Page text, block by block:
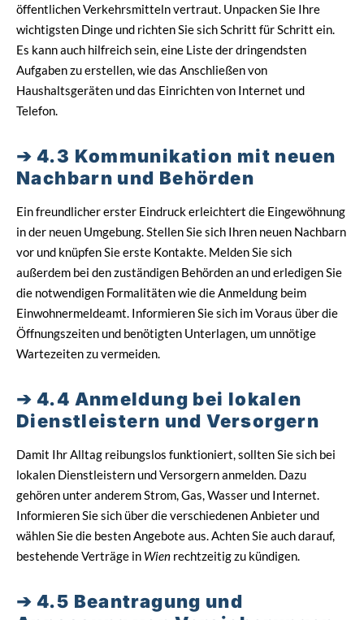
öffentlichen Verkehrsmitteln vertraut. Unpacken Sie Ihre
wichtigsten Dinge und richten Sie sich Schritt für Schritt ein.
Es kann auch hilfreich sein, eine Liste der dringendsten
Aufgaben zu erstellen, wie das Anschließen von
Haushaltsgeräten und das Einrichten von Internet und
Telefon.
4.3 Kommunikation mit neuen
Nachbarn und Behörden
Ein freundlicher erster Eindruck erleichtert die Eingewöhnung
in der neuen Umgebung. Stellen Sie sich Ihren neuen Nachbarn
vor und knüpfen Sie erste Kontakte. Melden Sie sich
außerdem bei den zuständigen Behörden an und erledigen Sie
die notwendigen Formalitäten wie die Anmeldung beim
Einwohnermeldeamt. Informieren Sie sich im Voraus über die
Öffnungszeiten und benötigten Unterlagen, um unnötige
Wartezeiten zu vermeiden.
4.4 Anmeldung bei lokalen
Dienstleistern und Versorgern
Damit Ihr Alltag reibungslos funktioniert, sollten Sie sich bei
lokalen Dienstleistern und Versorgern anmelden. Dazu
gehören unter anderem Strom, Gas, Wasser und Internet.
Informieren Sie sich über die verschiedenen Anbieter und
wählen Sie die besten Angebote aus. Achten Sie auch darauf,
bestehende Verträge in Wien rechtzeitig zu kündigen.
4.5 Beantragung und